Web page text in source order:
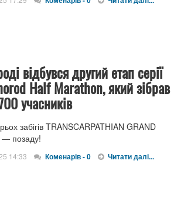
відбувся другий етап серії
Half Marathon, який зібрав
учасників
забігів TRANSCARPATHIAN GRAND
— позаду!
14:33 Коменарів - 0 Читати далі...